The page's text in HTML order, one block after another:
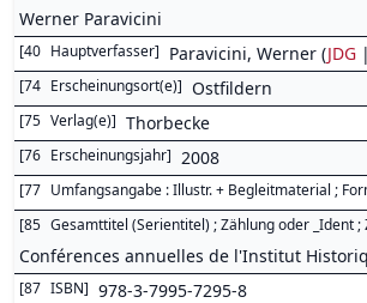
Werner Paravicini
[40 Hauptverfasser] Paravicini, Werner (JDG |
[74 Erscheinungsort(e)] Ostfildern
[75 Verlag(e)] Thorbecke
[76 Erscheinungsjahr] 2008
[77 Umfangsangabe : Illustr. + Begleitmaterial ;
[85 Gesamttitel (Serientitel) ; Zählung oder _Ident ;
Conférences annuelles de l'Institut
[87 ISBN] 978-3-7995-7295-8